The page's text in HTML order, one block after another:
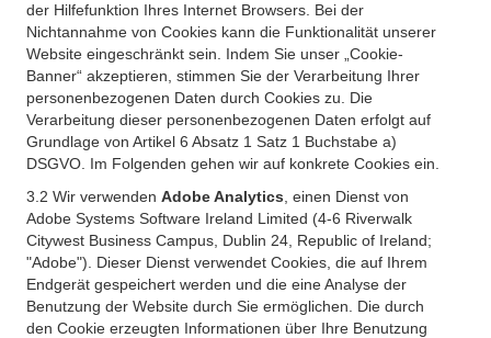
der Hilfefunktion Ihres Internet Browsers. Bei der
Nichtannahme von Cookies kann die Funktionalität unserer
Website eingeschränkt sein. Indem Sie unser „Cookie-
Banner“ akzeptieren, stimmen Sie der Verarbeitung Ihrer
personenbezogenen Daten durch Cookies zu. Die
Verarbeitung dieser personenbezogenen Daten erfolgt auf
Grundlage von Artikel 6 Absatz 1 Satz 1 Buchstabe a)
DSGVO. Im Folgenden gehen wir auf konkrete Cookies ein.
3.2 Wir verwenden Adobe Analytics , einen Dienst von
Adobe Systems Software Ireland Limited (4-6 Riverwalk
Citywest Business Campus, Dublin 24, Republic of Ireland;
"Adobe"). Dieser Dienst verwendet Cookies, die auf Ihrem
Endgerät gespeichert werden und die eine Analyse der
Benutzung der Website durch Sie ermöglichen. Die durch
den Cookie erzeugten Informationen über Ihre Benutzung